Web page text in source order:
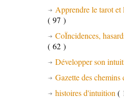
Apprendre le tarot et
( 97 )
CoÏncidences,
( 62 )
Développer son
Gazette des
histoires d'intuition(